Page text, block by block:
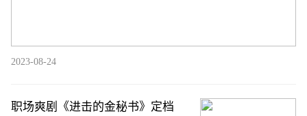
2023-08-24
职场爽剧《进击的金秘书》定档